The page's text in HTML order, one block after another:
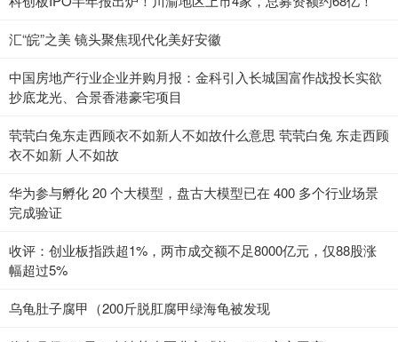
汇“皖”之美 镜头聚焦现代化美好安徽
中国房地产行业企业并购月报：金科引入长城国富作战投长实欲
抄底龙光、合景香港豪宅项目
茕茕白兔东走西顾衣不如新人不如故什么意思 茕茕白兔 东走西顾
衣不如新 人不如故
华为参与孵化 20 个大模型，盘古大模型已在 400 多个行业场景
完成验证
收评：创业板指跌超1%，两市成交额不足8000亿元，仅88股涨
幅超过5%
乌龟肚子腐甲（200斤脱肛腐甲绿海龟被发现